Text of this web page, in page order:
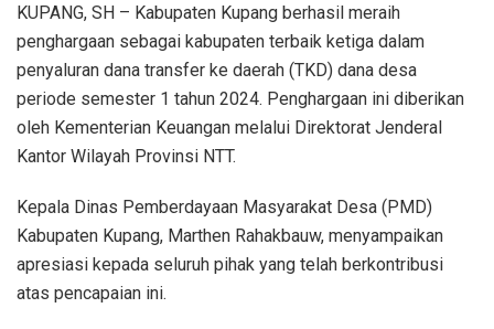
KUPANG, SH – Kabupaten Kupang berhasil meraih
penghargaan sebagai kabupaten terbaik ketiga dalam
penyaluran dana transfer ke daerah (TKD) dana desa
periode semester 1 tahun 2024. Penghargaan ini diberikan
oleh Kementerian Keuangan melalui Direktorat Jenderal
Kantor Wilayah Provinsi NTT.
Kepala Dinas Pemberdayaan Masyarakat Desa (PMD)
Kabupaten Kupang, Marthen Rahakbauw, menyampaikan
apresiasi kepada seluruh pihak yang telah berkontribusi
atas pencapaian ini.